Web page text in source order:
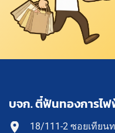
บจก. ตี๋ฟันทองการไฟ
18/111-2 ซอยเทียน